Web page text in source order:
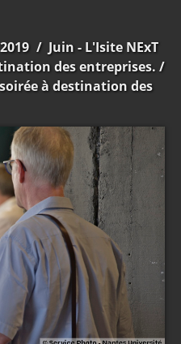
2019 / Juin - L'Isite NExT
des entreprises. /
à destination des